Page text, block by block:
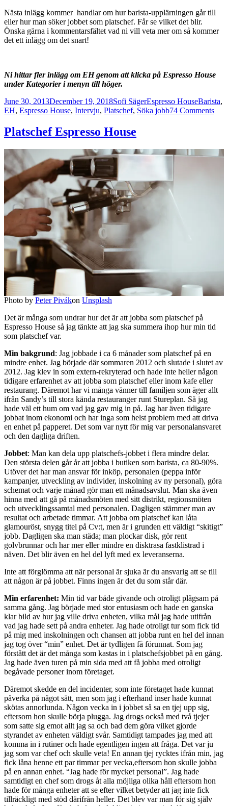
Nästa inlägg kommer handlar om hur barista-upplärningen går till
eller hur man söker jobbet som platschef. Får se vilket det blir.
Önska gärna i kommentarsfältet vad ni vill veta mer om så kommer
det ett inlägg om det snart!
Ni hittar fler inlägg om EH genom att klicka på Espresso House
under Kategorier i menyn till höger.
Posted
on
June 30, 2013December 19, 2018Author
Sofi SägerCategories
Espresso HouseTags
Barista,
EH, Espresso House, Intervju, Platschef, Söka jobb74 Commentson
Platschef Espresso House
Photo by Peter Pivákon Unsplash
Det är många som undrar hur det är att jobba som platschef på
Espresso House så jag tänkte att jag ska summera ihop hur min tid
som platschef var.
Min bakgrund: Jag jobbade i ca 6 månader som platschef på en
mindre enhet. Jag började där sommaren 2012 och slutade i slutet av
2012. Jag klev in som extern-rekryterad och hade inte heller någon
tidigare erfarenhet av att jobba som platschef eller inom kafe eller
restaurang. Däremot har vi många vänner till familjen som äger allt
ifrån Sandy’s till stora kända restauranger runt Stureplan. Så jag
hade väl ett hum om vad jag gav mig in på. Jag har även tidigare
jobbat inom ekonomi och har inga som helst problem med att driva
en enhet på papperet. Det som var nytt för mig var personalansvaret
och den dagliga driften.
Jobbet: Man kan dela upp platschefs-jobbet i flera mindre delar.
Den största delen går år att jobba i butiken som barista, ca 80-90%.
Utöver det har man ansvar för inköp, personalen (peppa inför
kampanjer, utveckling av individer, inskolning av ny personal), göra
schemat och varje månad gör man ett månadsavslut. Man ska även
hinna med att gå på månadsmöten med sitt distrikt, regionsmöten
och utvecklingssamtal med personalen. Dagligen stämmer man av
resultat och arbetade timmar. Att jobba om platschef kan låta
glamouröst, snygg titel på Cv:t, men är i grunden ett väldigt “skitigt”
jobb. Dagligen ska man städa; man plockar disk, gör rent
golvbrunnar och har mer eller mindre en disktrasa fastklistrad i
näven. Det blir även en hel del lyft med ex leveranserna.
Inte att förglömma att när personal är sjuka är du ansvarig att se till
att någon är på jobbet. Finns ingen är det du som står där.
Min erfarenhet: Min tid var både givande och otroligt plågsam på
samma gång. Jag började med stor entusiasm och hade en ganska
klar bild av hur jag ville driva enheten, vilka mål jag hade utifrån
vad jag hade sett på andra enheter. Jag hade otroligt tur som fick tid
på mig med inskolningen och chansen att jobba runt en hel del innan
jag tog över “min” enhet. Det är tydligen få förunnat. Som jag
förstått det är det många som kastas in i platschefsjobbet på en gång.
Jag hade även turen på min sida med att få jobba med otroligt
begåvade personer inom företaget.
Däremot skedde en del incidenter, som inte företaget hade kunnat
påverka på något sätt, men som jag i efterhand inser hade kunnat
skötas annorlunda. Någon vecka in i jobbet så sa en tjej upp sig,
eftersom hon skulle börja plugga. Jag drogs också med två tjejer
som satte sig emot allt jag sa och bad dem göra vilket gjorde
styrandet av enheten väldigt svår. Samtidigt tampades jag med att
komma in i rutiner och hade egentligen ingen att fråga. Det var ju
jag som var chef och skulle veta! En annan tjej rycktes ifrån min, jag
fick låna henne ett par timmar per vecka,eftersom hon skulle jobba
på en annan enhet. “Jag hade för mycket personal”. Jag hade
samtidigt en chef som drogs åt alla möjliga olika håll eftersom hon
hade för många enheter att se efter vilket betyder att jag inte fick
tillräckligt med stöd därifrån heller. Det blev var man för sig själv